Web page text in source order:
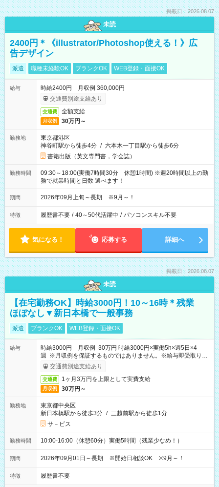
掲載日：2026.08.07
未読
2400円＊《illustrator/Photoshop使える！》広
告デザイン
派遣 職種未経験OK ブランクOK WEB登録・面接OK
給与
時給2400円 月収例 360,000円
交通費別途支給あり
交通費 全額支給
月収例 30万円～
勤務地
東京都港区
神谷町駅から徒歩4分 / 六本木一丁目駅から徒歩6分
書籍出版（英文専門書，学会誌）
勤務時間
09:30～18:00(実働7時間30分 休憩1時間) ※週20時間以上の勤
務で就業時間と日数 選べます！
期間 2026年09月上旬～長期 ※9月～！
特徴 履歴書不要 / 40～50代活躍中 / パソコンスキル不要
気になる！ 応募する 詳細へ
掲載日：2026.08.07
未読
【在宅勤務OK】時給3000円！10～16時＊残業
ほぼなし▼新日本橋で一般事務
派遣 ブランクOK WEB登録・面接OK
給与
時給3000円 月収例 30万円 時給3000円×実働5h×週5日×4
週 ※月収例を保証するものではありません。※給与即受取りサ
ービス利用可（利用条件有）
交通費別途支給あり
交通費 1ヶ月3万円を上限として実費支給
月収例 30万円～
勤務地
東京都中央区
新日本橋駅から徒歩3分 / 三越前駅から徒歩1分
サ－ビス
勤務時間 10:00-16:00（休憩60分）実働5時間（残業少なめ！）
期間 2026年09月01日～長期 ※開始日相談OK ※9月～！
特徴 履歴書不要